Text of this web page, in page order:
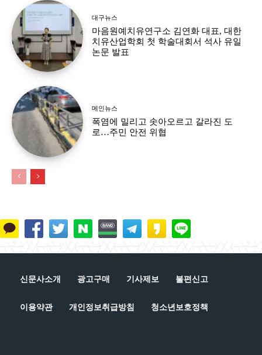
대구뉴스
마음원예치유연구소 김연화 대표, 대한
치유산업학회 첫 학술대회서 석사 유일
논문 발표
메인뉴스
폭염에 밀리고 솟아오르고 갈라진 도
로…주민 안전 위협
신문사소개 광고구매 기사제보 불편신고
이용약관 개인정보취급방침 청소년보호정책